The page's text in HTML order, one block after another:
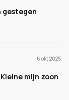
gestegen
6 okt 2025
mijn zoon